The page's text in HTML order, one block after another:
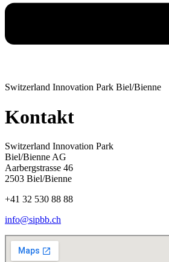
Switzerland Innovation Park Biel/Bienne
Kontakt
Switzerland Innovation Park
Biel/Bienne AG
Aarbergstrasse 46
2503 Biel/Bienne
+41 32 530 88 88
info@sipbb.ch